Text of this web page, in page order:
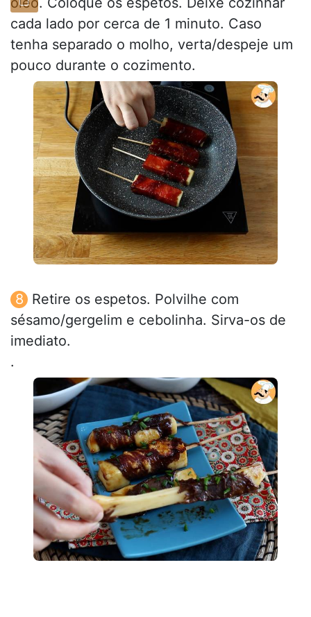
cada lado por cerca de 1 minuto. Caso
tenha separado o molho, verta/despeje um
pouco durante o cozimento.
Retire os espetos. Polvilhe com
sésamo/gergelim e cebolinha. Sirva-os de
imediato.
.